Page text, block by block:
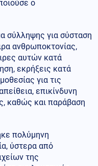
ο
σύλληψης για σύσταση
ανθρωποκτονίας,
αυτών κατά
εκρήξεις κατά
για τις
επικίνδυνη
καθώς και παράβαση
πολύμηνη
ύστερα από
της